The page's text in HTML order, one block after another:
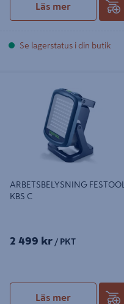
Läs mer
Se lagerstatus i din butik
ARBETSBELYSNING FESTOOL
KBS C
2 499 kr / PKT
Läs mer